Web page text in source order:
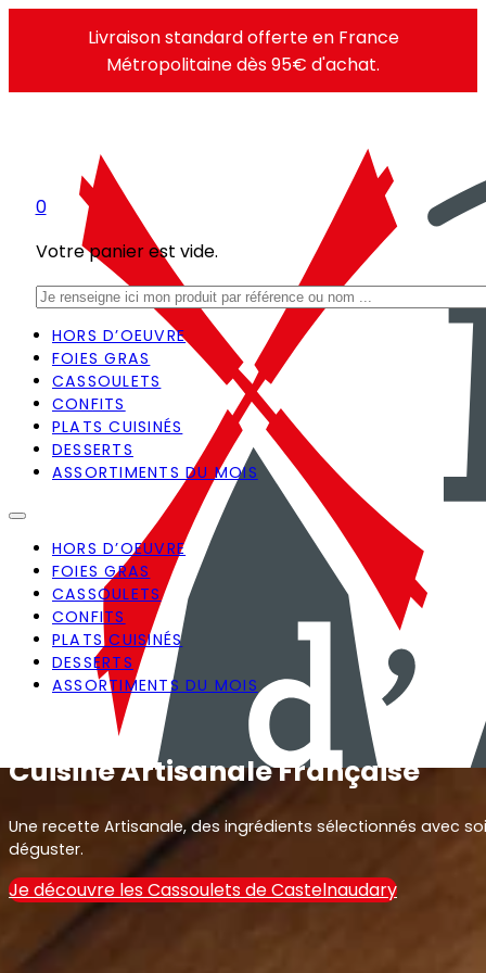
Livraison standard offerte en France
Métropolitaine dès 95€ d'achat.
Rechercher
0
Votre panier est vide.
HORS D’OEUVRE
FOIES GRAS
CASSOULETS
CONFITS
PLATS CUISINÉS
DESSERTS
ASSORTIMENTS DU MOIS
HORS D’OEUVRE
FOIES GRAS
CASSOULETS
CONFITS
PLATS CUISINÉS
DESSERTS
ASSORTIMENTS DU MOIS
Cuisine Artisanale Française
Une recette Artisanale, des ingrédients sélectionnés avec
déguster.
Je découvre les Cassoulets de Castelnaudary